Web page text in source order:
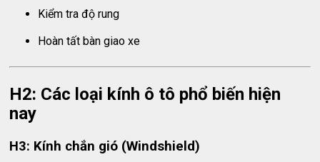
Kiểm tra độ rung
Hoàn tất bàn giao xe
H2: Các loại kính ô tô phổ biến hiện
nay
H3: Kính chắn gió (Windshield)